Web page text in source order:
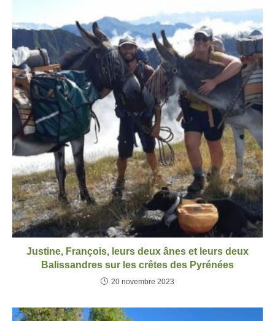
Justine, François, leurs deux ânes et leurs deux
Balissandres sur les crêtes des Pyrénées
20 novembre 2023